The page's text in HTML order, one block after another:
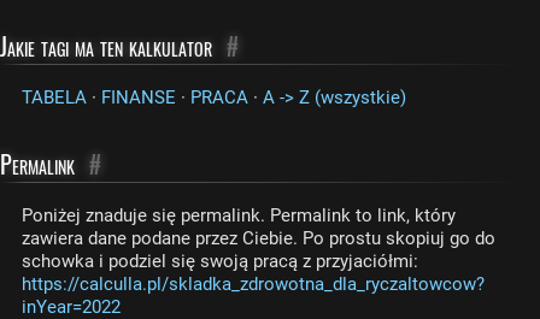
Jakie tagi ma ten kalkulator #
TABELA · FINANSE · PRACA · A -> Z (wszystkie)
Permalink #
Poniżej znaduje się permalink. Permalink to link, który
zawiera dane podane przez Ciebie. Po prostu skopiuj go do
schowka i podziel się swoją pracą z przyjaciółmi:
https://calculla.pl/skladka_zdrowotna_dla_ryczaltowcow?
inYear=2022